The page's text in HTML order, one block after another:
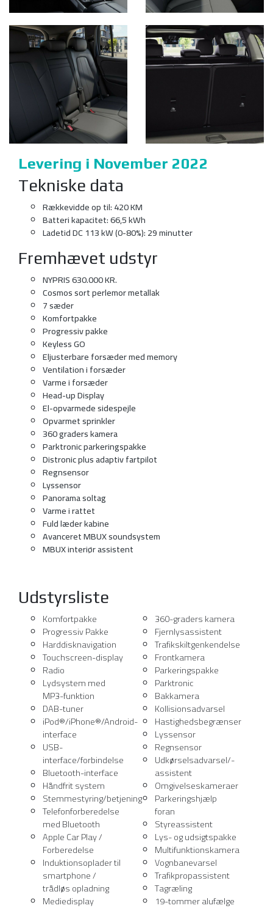
Levering i November 2022
Tekniske data
Rækkevidde op til: 420 KM
Batteri kapacitet: 66,5 kWh
Ladetid DC 113 kW (0-80%): 29 minutter
Fremhævet udstyr
NYPRIS 630.000 KR.
Cosmos sort perlemor metallak
7 sæder
Komfortpakke
Progressiv pakke
Keyless GO
Eljusterbare forsæder med memory
Ventilation i forsæder
Varme i forsæder
Head-up Display
El-opvarmede sidespejle
Opvarmet sprinkler
360 graders kamera
Parktronic parkeringspakke
Distronic plus adaptiv fartpilot
Regnsensor
Lyssensor
Panorama soltag
Varme i rattet
Fuld læder kabine
Avanceret MBUX soundsystem
MBUX interiør assistent
Udstyrsliste
Komfortpakke
Progressiv Pakke
Harddisknavigation
Touchscreen-display
Radio
Lydsystem med
MP3-funktion
DAB-tuner
iPod®/iPhone®/Android-
interface
USB-
interface/forbindelse
Bluetooth-interface
Håndfrit system
Stemmestyring/betjening
Telefonforberedelse
med Bluetooth
Apple Car Play /
Forberedelse
Induktionsoplader til
smartphone /
trådløs opladning
Mediedisplay
360-graders kamera
Fjernlysassistent
Trafikskiltgenkendelse
Frontkamera
Parkeringspakke
Parktronic
Bakkamera
Kollisionsadvarsel
Hastighedsbegrænser
Lyssensor
Regnsensor
Udkørselsadvarsel/-
assistent
Omgivelseskameraer
Parkeringshjælp
foran
Styreassistent
Lys- og udsigtspakke
Multifunktionskamera
Vognbanevarsel
Trafikpropassistent
Tagræling
19-tommer alufælge